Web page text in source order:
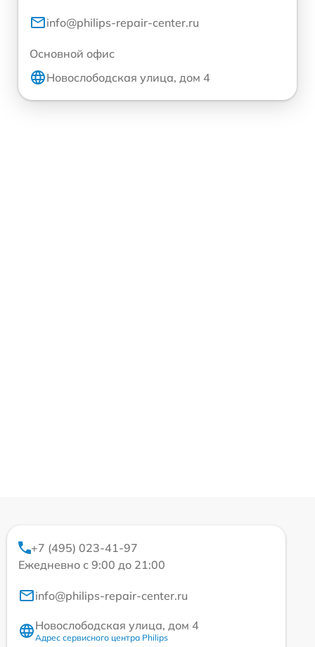
info@philips-repair-center.ru
Основной офис
Новослободская улица, дом 4
+7 (495) 023-41-97
Ежедневно с 9:00 до 21:00
info@philips-repair-center.ru
Новослободская улица, дом 4
Адрес сервисного центра Philips